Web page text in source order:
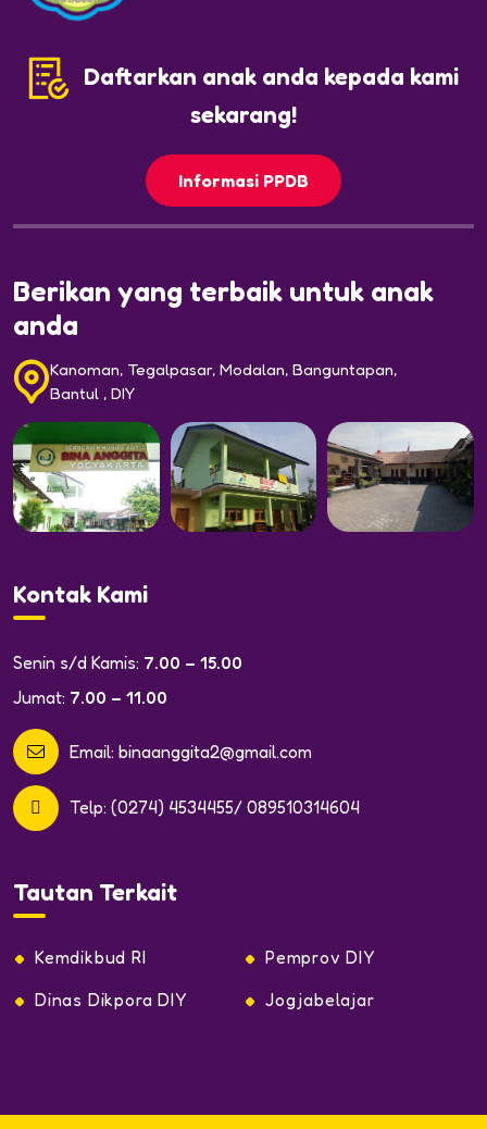
Daftarkan anak anda kepada kami
sekarang!
Informasi PPDB
Berikan yang terbaik untuk anak
anda
Kanoman, Tegalpasar, Modalan, Banguntapan,
Bantul , DIY
Kontak Kami
Senin s/d Kamis: 7.00 – 15.00
Jumat: 7.00 – 11.00
Email: binaanggita2@gmail.com
Telp: (0274) 4534455/ 089510314604
Tautan Terkait
Kemdikbud RI
Pemprov DIY
Dinas Dikpora DIY
Jogjabelajar